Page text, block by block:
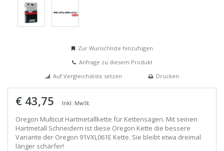
Zur Wunschliste hinzufügen
Anfrage zu diesem Produkt
Auf Vergleichsliste setzen
Drucken
€ 43,75 Inkl. MwSt.
Oregon Multicut Hartmetallkette für Kettensägen. Mit seinen
Hartmetall Schneidern ist diese Oregon Kette die bessere
Variante der Oregon 91VXL061E Kette. Sie bleibt etwa dreimal
länger schärfer!